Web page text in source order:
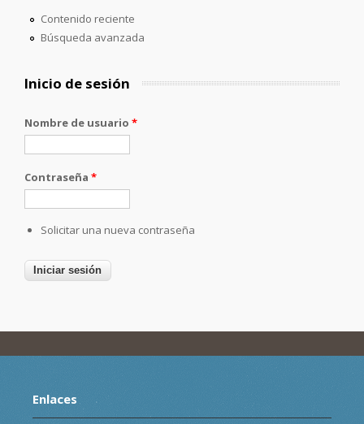
Contenido reciente
Búsqueda avanzada
Inicio de sesión
Nombre de usuario *
Contraseña *
Solicitar una nueva contraseña
Enlaces